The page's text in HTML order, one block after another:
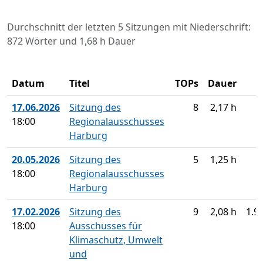
Durchschnitt der letzten 5 Sitzungen mit Niederschrift:
872 Wörter und 1,68 h Dauer
Datum Titel TOPs
Dauer
17.06.2026
18:00
Sitzung des
Regionalausschusses
Harburg
8 2,17 h
20.05.2026
18:00
Sitzung des
Regionalausschusses
Harburg
5 1,25 h
17.02.2026
18:00
Sitzung des
Ausschusses für
Klimaschutz, Umwelt
und
9 2,08 h